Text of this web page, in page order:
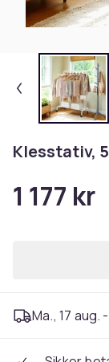
Klesstativ,
1 177 kr
Ma., 17 aug.